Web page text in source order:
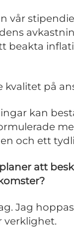
vår
beakta
kvalitet på
kan
och ett
att
Jag
verklighet.